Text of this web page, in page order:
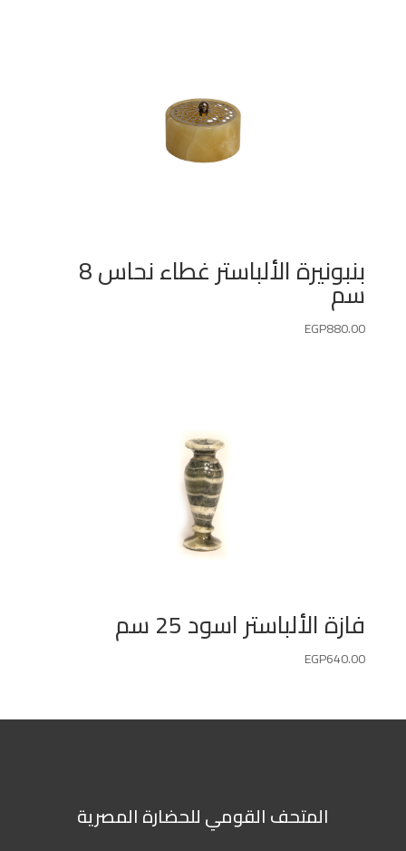
بنبونيرة الألباستر غطاء نحاس 8
سم
EGP880.00
فازة الألباستر اسود 25 سم
EGP640.00
المتحف القومي للحضارة المصرية